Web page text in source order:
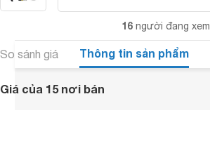
16 người đang xem
So sánh giá Thông tin sản phẩm
Giá của 15 nơi bán